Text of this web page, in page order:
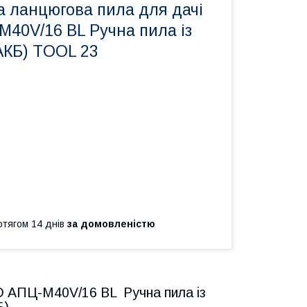
ланцюгова пила для дачі
16 BL Ручна пила із
TOOL 23
14 днів за домовленістю
АПЦ-M40V/16 BL Ручна пила із